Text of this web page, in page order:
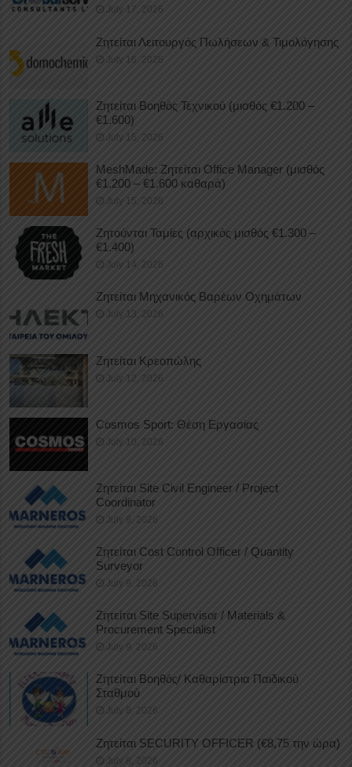
July 17, 2026
Ζητείται Λειτουργός Πωλήσεων & Τιμολόγησης
July 16, 2026
Ζητείται Βοηθός Τεχνικού (μισθός €1.200 –
€1.600)
July 15, 2026
MeshMade: Ζητείται Office Manager (μισθός
€1.200 – €1.600 καθαρά)
July 15, 2026
Ζητούνται Ταμίες (αρχικός μισθός €1.300 –
€1.400)
July 14, 2026
Ζητείται Μηχανικός Βαρέων Οχημάτων
July 13, 2026
Ζητείται Κρεοπώλης
July 12, 2026
Cosmos Sport: Θέση Εργασίας
July 10, 2026
Ζητείται Site Civil Engineer / Project
Coordinator
July 9, 2026
Ζητείται Cost Control Officer / Quantity
Surveyor
July 9, 2026
Ζητείται Site Supervisor / Materials &
Procurement Specialist
July 9, 2026
Ζητείται Βοηθός/ Καθαρίστρια Παιδικού
Σταθμού
July 8, 2026
Ζητείται SECURITY OFFICER (€8,75 την ώρα)
July 8, 2026